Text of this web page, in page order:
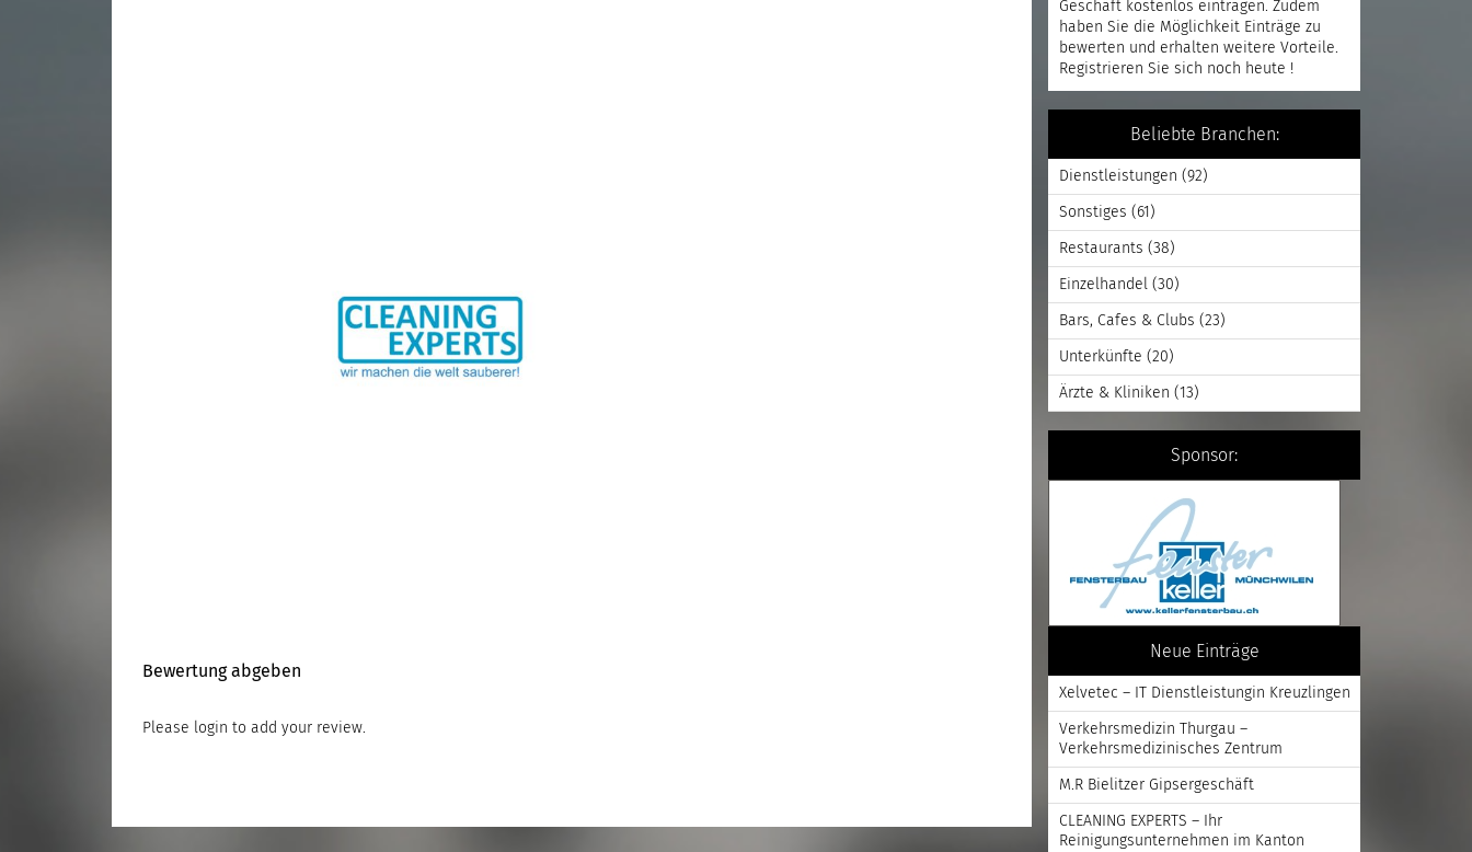
Bewertung abgeben
Please login to add your review.
Geschäft kostenlos eintragen. Zudem
haben Sie die Möglichkeit Einträge zu
bewerten und erhalten weitere Vorteile.
Registrieren Sie sich noch heute !
Beliebte Branchen:
Dienstleistungen (92)
Sonstiges (61)
Restaurants (38)
Einzelhandel (30)
Bars, Cafes & Clubs (23)
Unterkünfte (20)
Ärzte & Kliniken (13)
Sponsor:
Neue Einträge
Xelvetec – IT Dienstleistungin Kreuzlingen
Verkehrsmedizin Thurgau –
Verkehrsmedizinisches Zentrum
M.R Bielitzer Gipsergeschäft
CLEANING EXPERTS – Ihr
Reinigungsunternehmen im Kanton